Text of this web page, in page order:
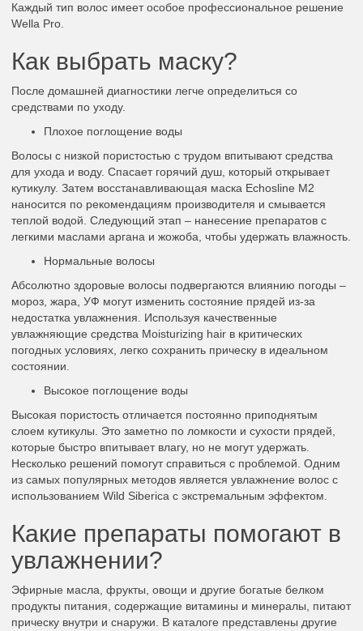
Каждый тип волос имеет особое профессиональное решение
Wella Pro.
Как выбрать маску?
После домашней диагностики легче определиться со
средствами по уходу.
Плохое поглощение воды
Волосы с низкой пористостью с трудом впитывают средства
для ухода и воду. Спасает горячий душ, который открывает
кутикулу. Затем восстанавливающая маска Echosline М2
наносится по рекомендациям производителя и смывается
теплой водой. Следующий этап – нанесение препаратов с
легкими маслами аргана и жожоба, чтобы удержать влажность.
Нормальные волосы
Абсолютно здоровые волосы подвергаются влиянию погоды –
мороз, жара, УФ могут изменить состояние прядей из-за
недостатка увлажнения. Используя качественные
увлажняющие средства Moisturizing hair в критических
погодных условиях, легко сохранить прическу в идеальном
состоянии.
Высокое поглощение воды
Высокая пористость отличается постоянно приподнятым
слоем кутикулы. Это заметно по ломкости и сухости прядей,
которые быстро впитывает влагу, но не могут удержать.
Несколько решений помогут справиться с проблемой. Одним
из самых популярных методов является увлажнение волос с
использованием Wild Siberica с экстремальным эффектом.
Какие препараты помогают в
увлажнении?
Эфирные масла, фрукты, овощи и другие богатые белком
продукты питания, содержащие витамины и минералы, питают
прическу внутри и снаружи. В каталоге представлены другие